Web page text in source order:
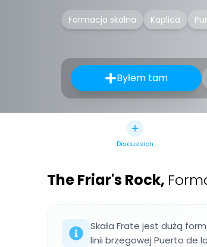
Formacja skalna Kaplica
Byłem tam
Discussion
The Friar's Rock,
Skała Frate jest dużą
linii brzegowej Puerto de